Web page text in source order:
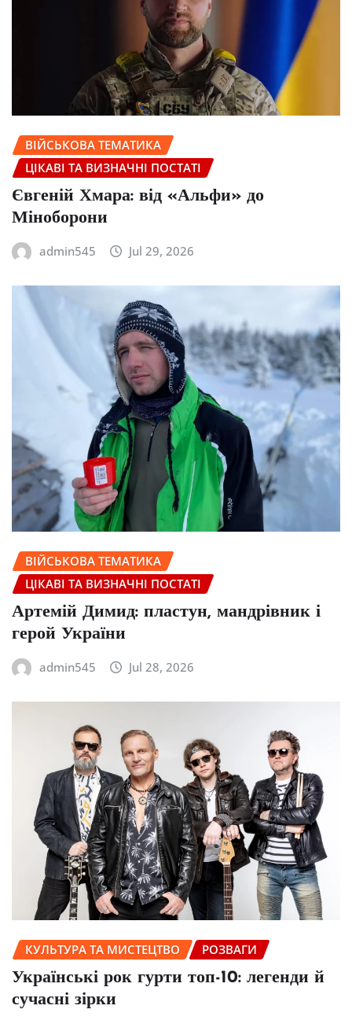
ВІЙСЬКОВА ТЕМАТИКА
ЦІКАВІ ТА ВИЗНАЧНІ ПОСТАТІ
Євгеній Хмара: від «Альфи» до
Міноборони
admin545 Jul 29, 2026
ВІЙСЬКОВА ТЕМАТИКА
ЦІКАВІ ТА ВИЗНАЧНІ ПОСТАТІ
Артемій Димид: пластун, мандрівник і
герой України
admin545 Jul 28, 2026
КУЛЬТУРА ТА МИСТЕЦТВО РОЗВАГИ
Українські рок гурти топ-10: легенди й
сучасні зірки